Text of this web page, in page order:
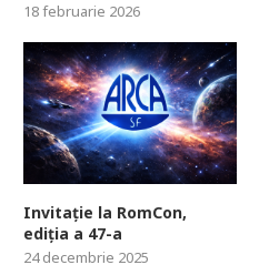
18 februarie 2026
Invitație la RomCon,
ediția a 47-a
24 decembrie 2025